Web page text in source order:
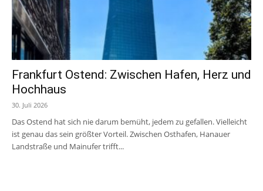
Frankfurt Ostend: Zwischen Hafen, Herz und
Hochhaus
30. Juli 2026
Das Ostend hat sich nie darum bemüht, jedem zu gefallen. Vielleicht
ist genau das sein größter Vorteil. Zwischen Osthafen, Hanauer
Landstraße und Mainufer trifft...